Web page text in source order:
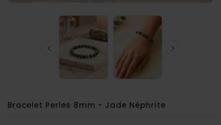
 
Bracelet Perles 8mm - Jade Néphrite